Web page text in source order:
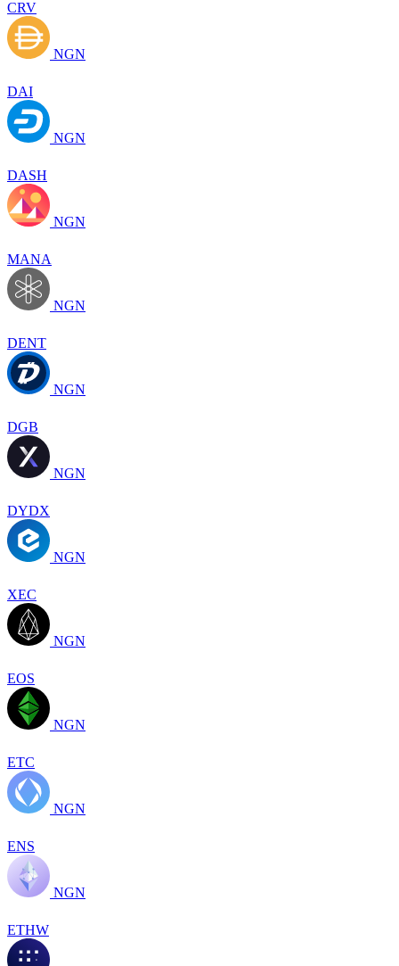
CRV
NGN
DAI
NGN
DASH
NGN
MANA
NGN
DENT
NGN
DGB
NGN
DYDX
NGN
XEC
NGN
EOS
NGN
ETC
NGN
ENS
NGN
ETHW